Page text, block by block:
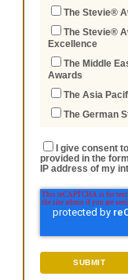
The Stevie®
The Stevie®
Excellence
The Middle
Awards
The Asia
The German
I give consent
provided in the
IP address of my